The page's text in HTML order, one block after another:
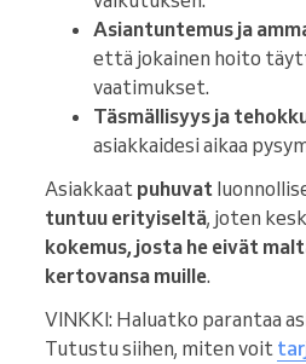
Asiantuntemus ja
että jokainen hoito
vaatimukset.
Täsmällisyys ja
asiakkaidesi aikaa
Asiakkaat puhuvat
tuntuu erityiseltä, joten
kokemus, josta he eivät
kertovansa muille.
VINKKI: Haluatko parantaa
Tutustu siihen, miten voit